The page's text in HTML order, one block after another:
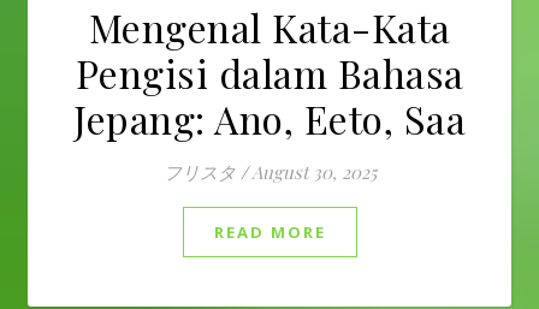
Mengenal Kata-Kata
Pengisi dalam Bahasa
Jepang: Ano, Eeto, Saa
フリスタ /August 30, 2025
READ MORE